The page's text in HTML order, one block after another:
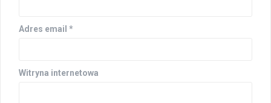
Adres email *
Witryna internetowa